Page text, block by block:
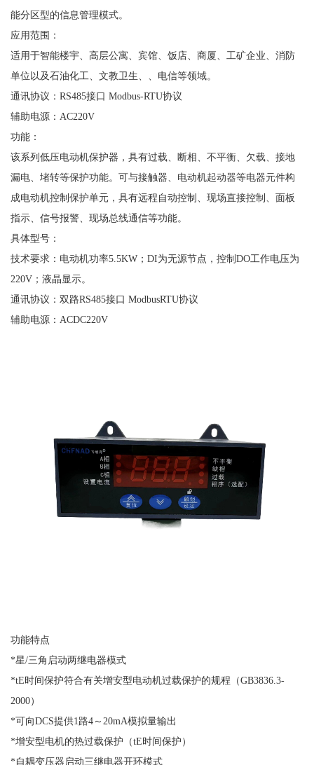
能分区型的信息管理模式。
应用范围：
适用于智能楼宇、高层公寓、宾馆、饭店、商厦、工矿企业、消防
单位以及石油化工、文教卫生、、电信等领域。
通讯协议： RS485接口 Modbus-RTU协议
辅助电源： AC220V
功能：
该系列低压电动机保护器，具有过载、断相、不平衡、欠载、接地
漏电、堵转等保护功能。可与接触器、电动机起动器等电器元件构
成电动机控制保护单元，具有远程自动控制、现场直接控制、面板
指示、信号报警、现场总线通信等功能。
具体型号：
技术要求：电动机功率5.5KW；DI为无源节点，控制DO工作电压为
220V；液晶显示。
通讯协议：双路RS485接口 ModbusRTU协议
辅助电源： ACDC220V
功能特点
*星/三角启动两继电器模式
*tE时间保护符合有关增安型电动机过载保护的规程（GB3836.3-
2000）
*可向DCS提供1路4～20mA模拟量输出
*增安型电机的热过载保护（tE时间保护）
*自耦变压器启动三继电器开环模式